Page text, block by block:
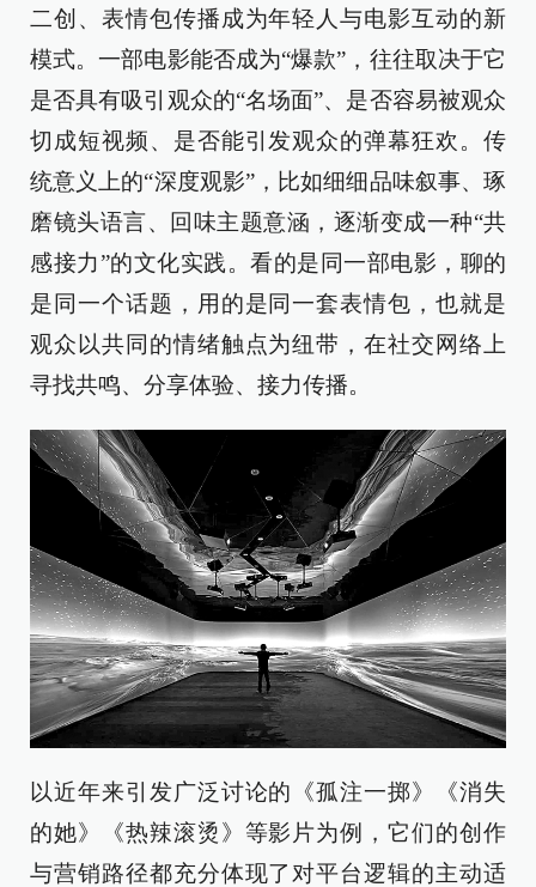
二创、表情包传播成为年轻人与电影互动的新
模式。一部电影能否成为“爆款”，往往取决于它
是否具有吸引观众的“名场面”、是否容易被观众
切成短视频、是否能引发观众的弹幕狂欢。传
统意义上的“深度观影”，比如细细品味叙事、琢
磨镜头语言、回味主题意涵，逐渐变成一种“共
感接力”的文化实践。看的是同一部电影，聊的
是同一个话题，用的是同一套表情包，也就是
观众以共同的情绪触点为纽带，在社交网络上
寻找共鸣、分享体验、接力传播。
以近年来引发广泛讨论的《孤注一掷》《消失
的她》《热辣滚烫》等影片为例，它们的创作
与营销路径都充分体现了对平台逻辑的主动适